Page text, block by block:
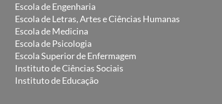
Escola de Engenharia
Escola de Letras, Artes e Ciências Humanas
Escola de Medicina
Escola de Psicologia
Escola Superior de Enfermagem
Instituto de Ciências Sociais
Instituto de Educação